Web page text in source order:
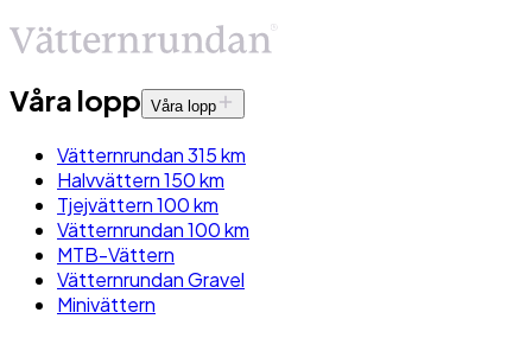
Våra lopp Våra lopp
Vätternrundan 315 km
Halvvättern 150 km
Tjejvättern 100 km
Vätternrundan 100 km
MTB-Vättern
Vätternrundan Gravel
Minivättern